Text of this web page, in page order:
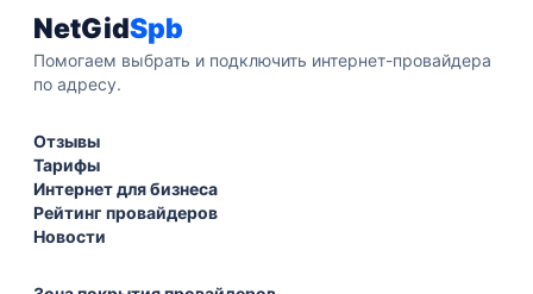
NetGidSpb
Помогаем выбрать и подключить интернет-провайдера
по адресу.
Отзывы
Тарифы
Интернет для бизнеса
Рейтинг провайдеров
Новости